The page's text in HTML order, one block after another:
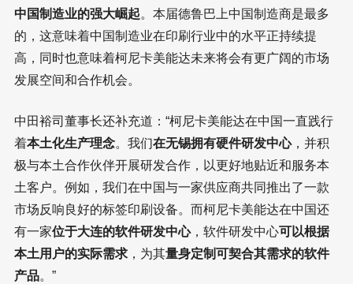
中国制造业的强大崛起。本届德鲁巴上中国制造商是最多
的，这意味着中国制造业在印刷行业中的水平正持续提
高，同时也意味着柯尼卡美能达未来将会有更广阔的市场
发展空间和合作机会。
中田裕司董事长还补充道：“柯尼卡美能达在中国一直践行
着本土化生产理念。我们在无锡拥有硬件研发中心，并积
极与本土合作伙伴开展研发合作，以更好地贴近和服务本
土客户。例如，我们在中国与一家供应商共同推出了一款
市场反响良好的标签印刷设备。而柯尼卡美能达在中国还
有一家位于大连的软件研发中心，软件研发中心可以根据
本土用户的实际需求 ，为其量身定制可契合其需求的软件
产品。”